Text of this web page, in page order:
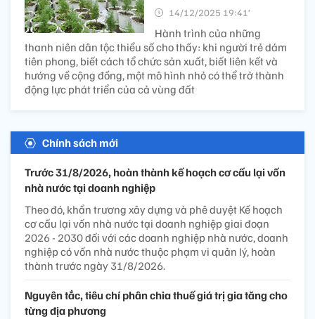
14/12/2025 19:41’
Hành trình của những
thanh niên dân tộc thiểu số cho thấy: khi người trẻ dám
tiên phong, biết cách tổ chức sản xuất, biết liên kết và
hướng về cộng đồng, một mô hình nhỏ có thể trở thành
động lực phát triển của cả vùng đất
Chính sách mới
Trước 31/8/2026, hoàn thành kế hoạch cơ cấu lại vốn
nhà nước tại doanh nghiệp
Theo đó, khẩn trương xây dựng và phê duyệt Kế hoạch
cơ cấu lại vốn nhà nước tại doanh nghiệp giai đoạn
2026 - 2030 đối với các doanh nghiệp nhà nước, doanh
nghiệp có vốn nhà nước thuộc phạm vi quản lý, hoàn
thành trước ngày 31/8/2026.
Nguyên tắc, tiêu chí phân chia thuế giá trị gia tăng cho
từng địa phương